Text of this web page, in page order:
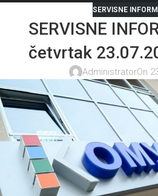
SERVISNE
SERVISNE
četvrtak
AdministratorOn